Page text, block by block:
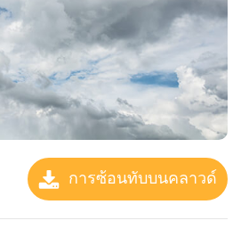
การซ้อนทับบนคลาวด์